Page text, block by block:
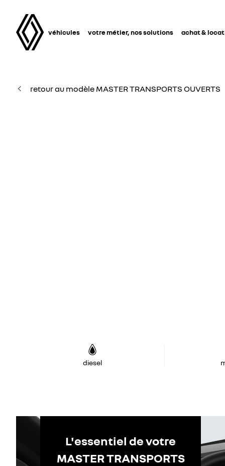
véhicules votre métier, nos solutions achat &
retour au modèle MASTER TRANSPORTS OUVERTS
diesel
L'essentiel de votre
MASTER TRANSPORTS